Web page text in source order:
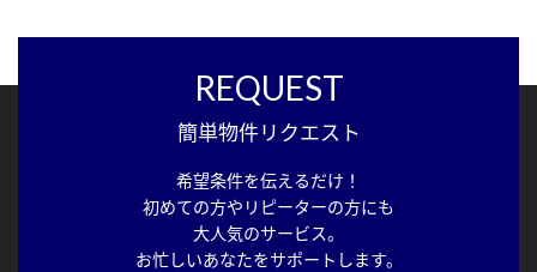
REQUEST
簡単物件リクエスト
希望条件を伝えるだけ！
初めての方やリピーターの方にも
大人気のサービス。
お忙しいあなたをサポートします。